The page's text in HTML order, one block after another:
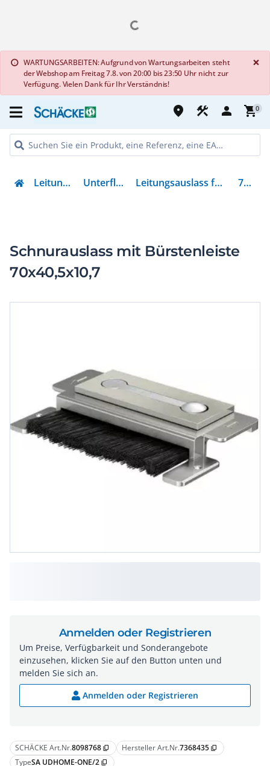
info WARTUNGSARBEITEN: Aufgrund von Wartungsarbeiten steht
der Webshop am Freitag 7.8. von 20:00 bis 23:50 Uhr nicht zur
Verfügung. Vielen Dank für Ihr Verständnis!
×
place construction person shopping_cart0
Leitungsführung Unterflursysteme Leitungsauslass für Unterflursystem 7368435
Schnurauslass mit Bürstenleiste
70x40,5x10,7
SCHÄCKE Art.Nr.8098768 content_copy Hersteller Art.Nr.7368435 content_copy
TypeSA UDHOME-ONE/2 content_copy
Anmelden oder Registrieren
Um Preise, Verfügbarkeit und Sonderangebote
einzusehen, klicken Sie auf den Button unten und
melden Sie sich an.
Anmelden oder Registrieren